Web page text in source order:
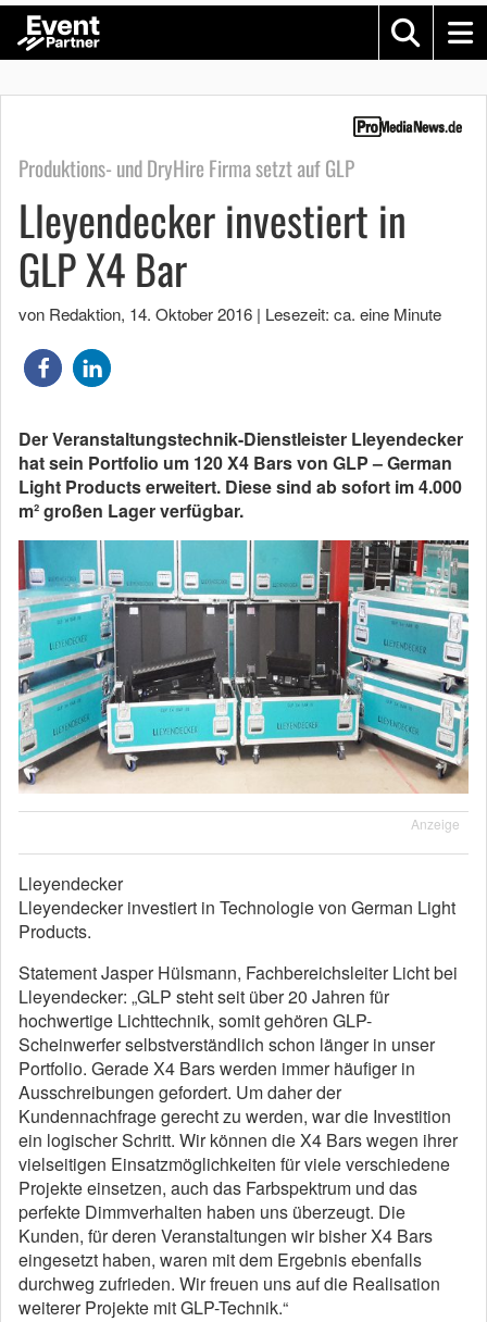
Produktions- und DryHire Firma setzt auf GLP
Lleyendecker investiert in
GLP X4 Bar
von Redaktion, 14. Oktober 2016 | Lesezeit: ca. eine Minute
Der Veranstaltungstechnik-Dienstleister Lleyendecker
hat sein Portfolio um 120 X4 Bars von GLP – German
Light Products erweitert. Diese sind ab sofort im 4.000
m² großen Lager verfügbar.
Anzeige
Lleyendecker
Lleyendecker investiert in Technologie von German Light
Products.
Statement Jasper Hülsmann, Fachbereichsleiter Licht bei
Lleyendecker: „GLP steht seit über 20 Jahren für
hochwertige Lichttechnik, somit gehören GLP-
Scheinwerfer selbstverständlich schon länger in unser
Portfolio. Gerade X4 Bars werden immer häufiger in
Ausschreibungen gefordert. Um daher der
Kundennachfrage gerecht zu werden, war die Investition
ein logischer Schritt. Wir können die X4 Bars wegen ihrer
vielseitigen Einsatzmöglichkeiten für viele verschiedene
Projekte einsetzen, auch das Farbspektrum und das
perfekte Dimmverhalten haben uns überzeugt. Die
Kunden, für deren Veranstaltungen wir bisher X4 Bars
eingesetzt haben, waren mit dem Ergebnis ebenfalls
durchweg zufrieden. Wir freuen uns auf die Realisation
weiterer Projekte mit GLP-Technik.“